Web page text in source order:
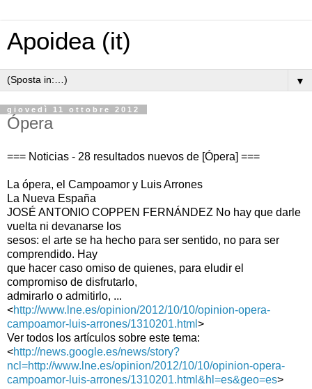
Apoidea (it)
▼
giovedì 11 ottobre 2012
Ópera
=== Noticias - 28 resultados nuevos de [Ópera] ===
La ópera, el Campoamor y Luis Arrones
La Nueva España
JOSÉ ANTONIO COPPEN FERNÁNDEZ No hay que darle
vuelta ni devanarse los
sesos: el arte se ha hecho para ser sentido, no para ser
comprendido. Hay
que hacer caso omiso de quienes, para eludir el
compromiso de disfrutarlo,
admirarlo o admitirlo, ...
<http://www.lne.es/opinion/2012/10/10/opinion-opera-
campoamor-luis-arrones/1310201.html >
Ver todos los artículos sobre este tema:
<http://news.google.es/news/story?
ncl=http://www.lne.es/opinion/2012/10/10/opinion-opera-
campoamor-luis-arrones/1310201.html&hl=es&geo=es>